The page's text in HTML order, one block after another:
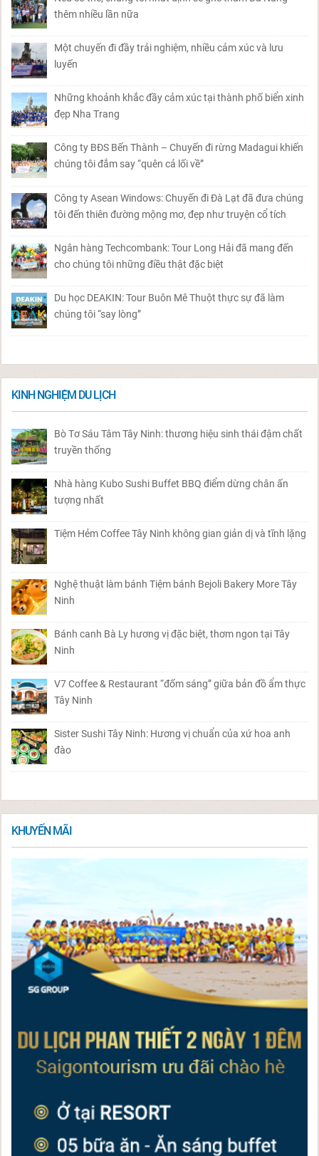
thêm nhiều lần nữa
Một chuyến đi đầy trải nghiệm, nhiều cảm xúc và lưu
luyến
Những khoảnh khắc đầy cảm xúc tại thành phố biển xinh
đẹp Nha Trang
Công ty BĐS Bến Thành – Chuyến đi rừng Madagui khiến
chúng tôi đắm say “quên cả lối về”
Công ty Asean Windows: Chuyến đi Đà Lạt đã đưa chúng
tôi đến thiên đường mộng mơ, đẹp như truyện cổ tích
Ngân hàng Techcombank: Tour Long Hải đã mang đến
cho chúng tôi những điều thật đặc biệt
Du học DEAKIN: Tour Buôn Mê Thuột thực sự đã làm
chúng tôi “say lòng”
KINH NGHIỆM DU LỊCH
Bò Tơ Sáu Tâm Tây Ninh: thương hiệu sinh thái đậm chất
truyền thống
Nhà hàng Kubo Sushi Buffet BBQ điểm dừng chân ấn
tượng nhất
Tiệm Hẻm Coffee Tây Ninh không gian giản dị và tĩnh lặng
Nghệ thuật làm bánh Tiệm bánh Bejoli Bakery More Tây
Ninh
Bánh canh Bà Ly hương vị đặc biệt, thơm ngon tại Tây
Ninh
V7 Coffee & Restaurant “đốm sáng” giữa bản đồ ẩm thực
Tây Ninh
Sister Sushi Tây Ninh: Hương vị chuẩn của xứ hoa anh
đào
KHUYẾN MÃI